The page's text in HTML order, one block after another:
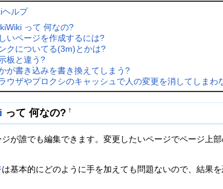
ヘルプ
って 何なの?
いページを作成するには?
クについてる(3m)とかは?
板と違う?
が書き込みを書き換えてしまう?
ウザやプロクシのキャッシュで人の変更を消してしまわ
って 何なの? †
が誰でも編集できます。変更したいページでページ上
は基本的にどのように手を加えても問題ないので、結果を